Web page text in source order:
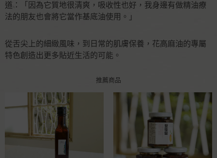
道：「因為它質地很清爽，吸收性也好，我身邊有做精油療
法的朋友也會將它當作基底油使用。」
從舌尖上的細緻風味，到日常的肌膚保養，花高麻油的專屬
特色創造出更多貼近生活的可能。
推薦商品